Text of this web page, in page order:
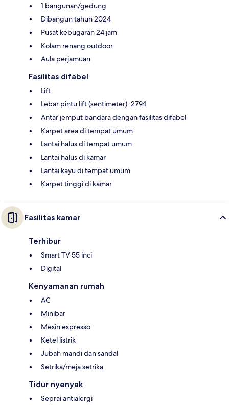
1 bangunan/gedung
Dibangun tahun 2024
Pusat kebugaran 24 jam
Kolam renang outdoor
Aula perjamuan
Fasilitas difabel
Lift
Lebar pintu lift (sentimeter): 2794
Antar jemput bandara dengan fasilitas difabel
Karpet area di tempat umum
Lantai halus di tempat umum
Lantai halus di kamar
Lantai kayu di tempat umum
Karpet tinggi di kamar
Fasilitas kamar
Terhibur
Smart TV 55 inci
Digital
Kenyamanan rumah
AC
Minibar
Mesin espresso
Ketel listrik
Jubah mandi dan sandal
Setrika/meja setrika
Tidur nyenyak
Seprai antialergi